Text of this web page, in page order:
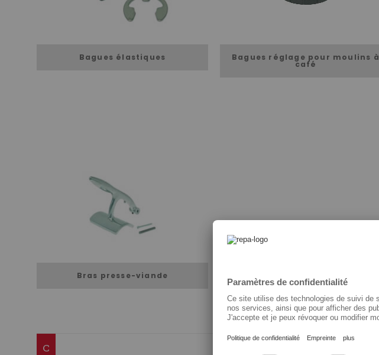
Bagues élastiques Bagues réglage pour moulins à
café
Bras presse-viande
C